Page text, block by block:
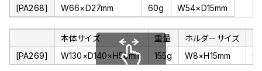
[PA268]
W66×D27mm 60g W54×D15mm
本体サイズ 重量 ホルダーサイズ
[PA269]
W130×D140×H50mm 155g W8×H15mm